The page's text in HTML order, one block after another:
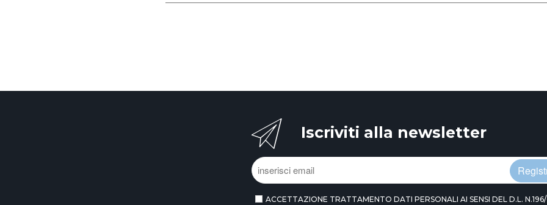
Iscriviti alla newsletter
ACCETTAZIONE TRATTAMENTO DATI PERSONALI AI SENSI DEL D.L.